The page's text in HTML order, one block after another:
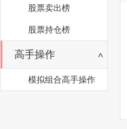
股票卖出榜
股票持仓榜
高手操作
模拟组合高手操作